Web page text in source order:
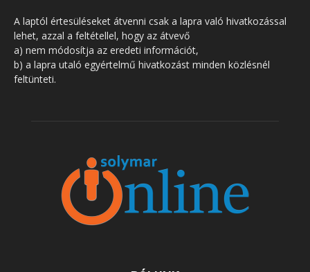
A laptól értesüléseket átvenni csak a lapra való hivatkozással
lehet, azzal a feltétellel, hogy az átvevő
a) nem módosítja az eredeti információt,
b) a lapra utaló egyértelmű hivatkozást minden közlésnél
feltünteti.